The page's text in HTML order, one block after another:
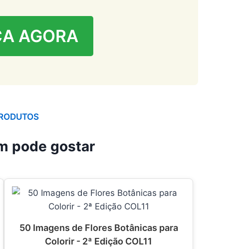
AGORA
pode gostar
50 Imagens de Flores Botânicas para
Colorir - 2ª Edição COL11